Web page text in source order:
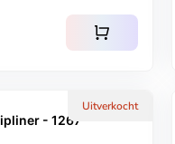
shopping_cart
Uitverkocht
- 1267